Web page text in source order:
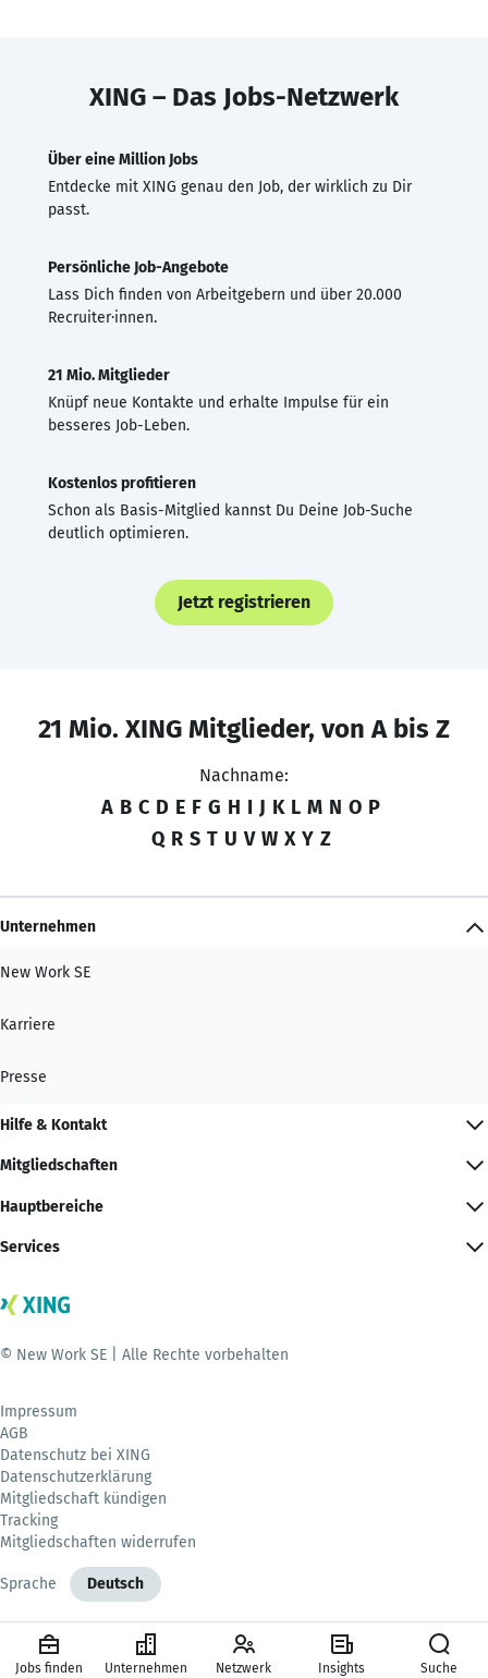
XING – Das Jobs-Netzwerk
Über eine Million Jobs
Entdecke mit XING genau den Job, der wirklich zu Dir
passt.
Persönliche Job-Angebote
Lass Dich finden von Arbeitgebern und über 20.000
Recruiter·innen.
21 Mio. Mitglieder
Knüpf neue Kontakte und erhalte Impulse für ein
besseres Job-Leben.
Kostenlos profitieren
Schon als Basis-Mitglied kannst Du Deine Job-Suche
deutlich optimieren.
Jetzt registrieren
21 Mio. XING Mitglieder, von A bis Z
Nachname:
A B C D E F G H I J K L M N O P
Q R S T U V W X Y Z
Unternehmen
New Work SE
Karriere
Presse
Hilfe & Kontakt
Mitgliedschaften
Hauptbereiche
Services
© New Work SE | Alle Rechte vorbehalten
Impressum
AGB
Datenschutz bei XING
Datenschutzerklärung
Mitgliedschaft kündigen
Tracking
Mitgliedschaften widerrufen
Sprache Deutsch
Jobs finden Unternehmen Netzwerk Insights Suche